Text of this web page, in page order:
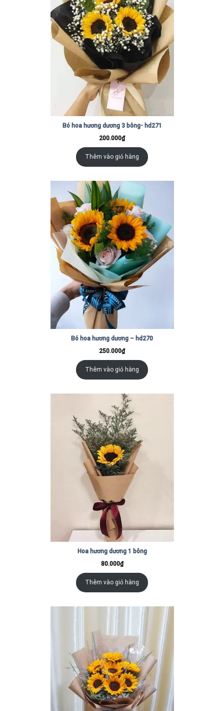
Bó hoa hương dương 3 bông- hd271
200.000₫
Thêm vào giỏ hàng
Bó hoa hương dương – hd270
250.000₫
Thêm vào giỏ hàng
Hoa hương dương 1 bông
80.000₫
Thêm vào giỏ hàng